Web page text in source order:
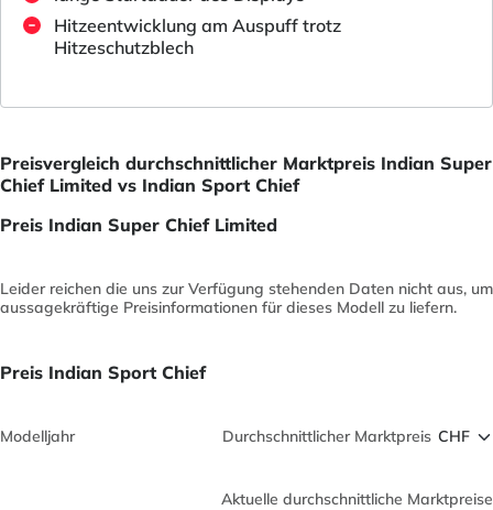
Hitzeentwicklung am Auspuff trotz
Hitzeschutzblech
Preisvergleich durchschnittlicher Marktpreis Indian Super
Chief Limited vs Indian Sport Chief
Preis Indian Super Chief Limited
Leider reichen die uns zur Verfügung stehenden Daten nicht aus, um
aussagekräftige Preisinformationen für dieses Modell zu liefern.
Preis Indian Sport Chief
Modelljahr Durchschnittlicher Marktpreis
Aktuelle durchschnittliche Marktpreise